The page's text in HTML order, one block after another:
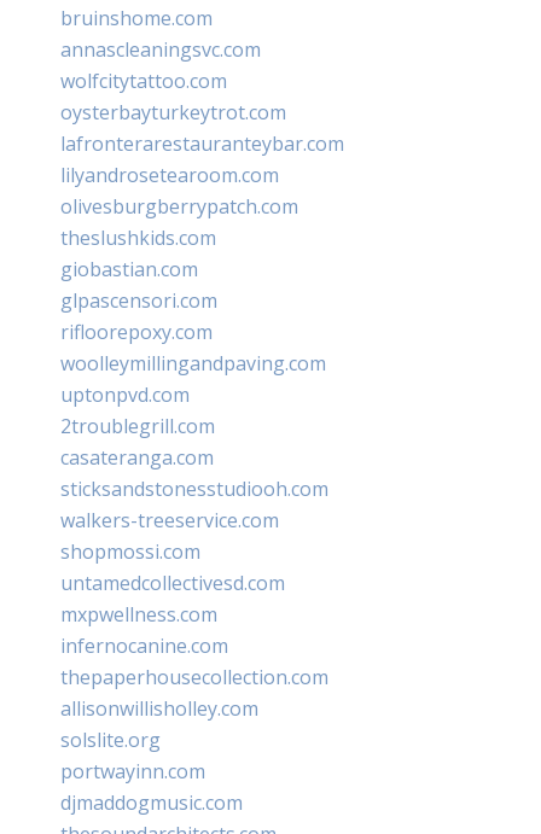
bruinshome.com
annascleaningsvc.com
wolfcitytattoo.com
oysterbayturkeytrot.com
lafronterarestauranteybar.com
lilyandrosetearoom.com
olivesburgberrypatch.com
theslushkids.com
giobastian.com
glpascensori.com
rifloorepoxy.com
woolleymillingandpaving.com
uptonpvd.com
2troublegrill.com
casateranga.com
sticksandstonesstudiooh.com
walkers-treeservice.com
shopmossi.com
untamedcollectivesd.com
mxpwellness.com
infernocanine.com
thepaperhousecollection.com
allisonwillisholley.com
solslite.org
portwayinn.com
djmaddogmusic.com